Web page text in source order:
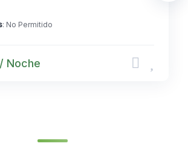
: No Permitido
Noche